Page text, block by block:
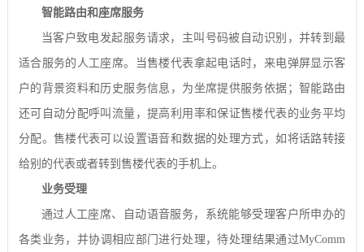
智能路由和座席服务
当客户致电发起服务请求，主叫号码被自动识别，并转到最
适合服务的人工座席。当售楼代表拿起电话时，来电弹屏显示客
户的背景资料和历史服务信息，为坐席提供服务依据；智能路由
还可自动分配呼叫流量，提高利用率和保证售楼代表的业务平均
分配。售楼代表可以设置语音和数据的处理方式，如将话路转接
给别的代表或者转到售楼代表的手机上。
业务受理
通过人工座席、自动语音服务，系统能够受理客户所申办的
各类业务，并协调相应部门进行处理，待处理结果通过MyComm